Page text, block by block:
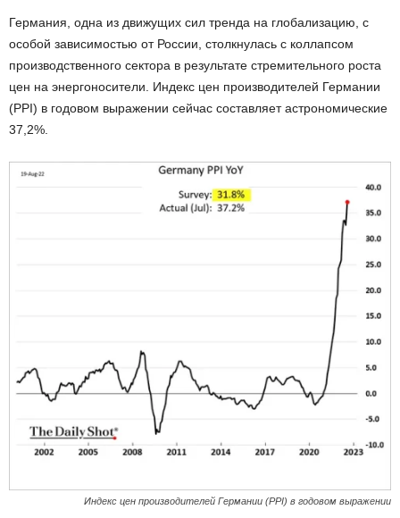
Германия, одна из движущих сил тренда на глобализацию, с
особой зависимостью от России, столкнулась с коллапсом
производственного сектора в результате стремительного роста
цен на энергоносители. Индекс цен производителей Германии
(PPI) в годовом выражении сейчас составляет астрономические
37,2%.
Индекс цен производителей Германии (PPI) в годовом выражении